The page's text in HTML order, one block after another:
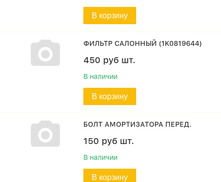
В корзину
ФИЛЬТР САЛОННЫЙ (1K0819644)
450 руб шт.
В наличии
В корзину
БОЛТ АМОРТИЗАТОРА ПЕРЕД.
150 руб шт.
В наличии
В корзину